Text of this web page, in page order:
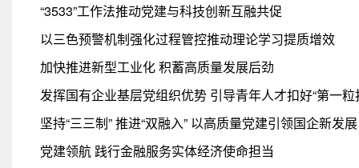
“3533”工作法推动党建与科技创新互融共促
以三色预警机制强化过程管控推动理论学习提质增效
加快推进新型工业化 积蓄高质量发展后劲
发挥国有企业基层党组织优势 引导青年人才扣好“第一粒
坚持“三三制” 推进“双融入” 以高质量党建引领国企新发展
党建领航 践行金融服务实体经济使命担当